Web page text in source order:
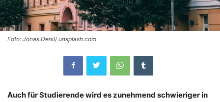
Foto: Jonas Denil/ unsplash.com
Auch für Studierende wird es zunehmend schwieriger in